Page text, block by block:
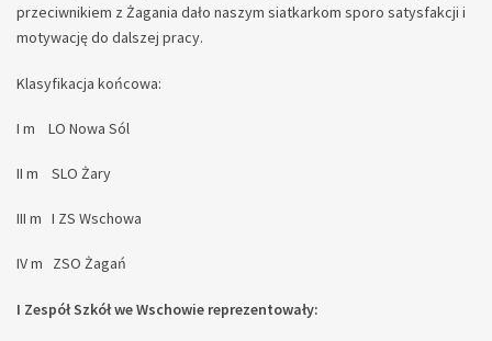
przeciwnikiem z Żagania dało naszym siatkarkom sporo satysfakcji i
motywację do dalszej pracy.
Klasyfikacja końcowa:
I m LO Nowa Sól
II m SLO Żary
III m I ZS Wschowa
IV m ZSO Żagań
I Zespół Szkół we Wschowie reprezentowały: